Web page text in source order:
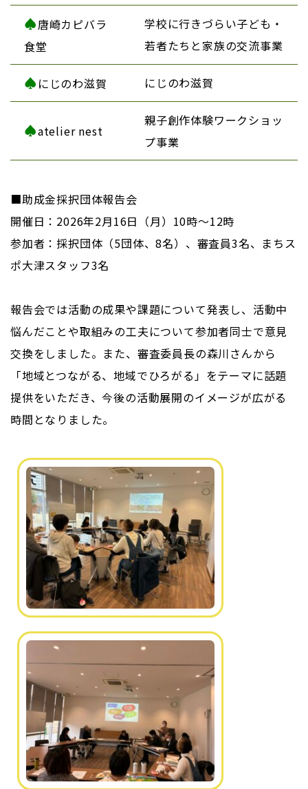
♠唐崎カピバラ
食堂
学校に行きづらい子ども・
若者たちと家族の交流事業
♠ にじのわ滋賀 にじのわ滋賀
♠atelier nest
親子創作体験ワークショッ
プ事業
■助成金採択団体報告会
開催日：2026年2月16日（月）10時～12時
参加者：採択団体（5団体、8名）、審査員3名、まちス
ポ大津スタッフ3名
報告会では活動の成果や課題について発表し、活動中
悩んだことや取組みの工夫について参加者同士で意見
交換をしました。また、審査委員長の森川さんから
「地域とつながる、地域でひろがる」をテーマに話題
提供をいただき、今後の活動展開のイメージが広がる
時間となりました。